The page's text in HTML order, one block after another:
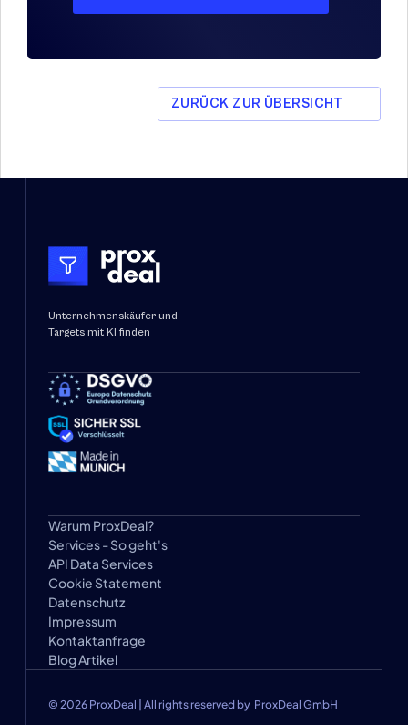
ZURÜCK ZUR ÜBERSICHT
Unternehmenskäufer und
Targets mit KI finden
Warum ProxDeal?
Services - So geht's
API Data Services
Blog Artikel
Kontaktanfrage
Cookie Statement
Datenschutz
Impressum
© 2026 ProxDeal | All rights reserved by  ProxDeal GmbH